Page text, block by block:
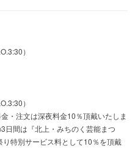
）
）
・注文は深夜料金10％頂戴いたしま
日間は『北上・みちのく芸能まつ
り特別サービス料として10％を頂戴